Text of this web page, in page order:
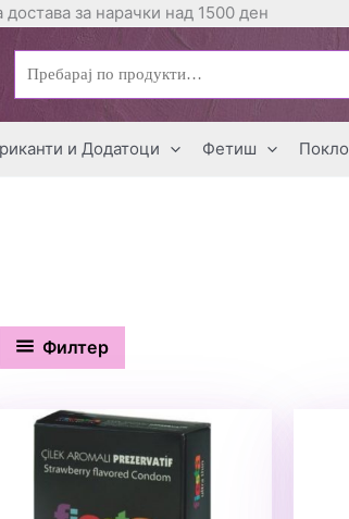
достава за нарачки над 1500 ден
и Додатоци Фетиш
Филтер